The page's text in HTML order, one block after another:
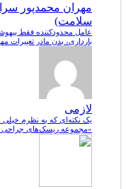
مهران محمدپور
سلامت)
عامل محدودکننده فقط
بارداری، بدن مادر
لازمی
یک نکته‌ای که به نظرم
«مجموعه ریسک‌های جراحی